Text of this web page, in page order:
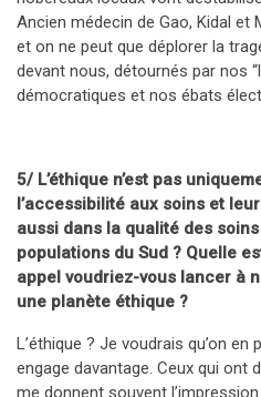
Ancien médecin de Gao, Kidal et
et on ne peut que déplorer la
devant nous, détournés par nos
démocratiques et nos ébats
5/ L’éthique n’est pas
l’accessibilité aux soins et
aussi dans la qualité des
populations du Sud ? Quelle
appel voudriez-vous lancer à
une planète éthique ?
L’éthique ? Je voudrais qu’on en
engage davantage. Ceux qui ont
me donnent souvent